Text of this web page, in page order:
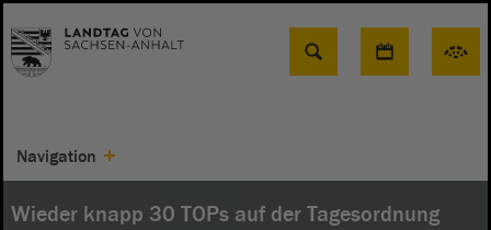
Suche
Navigation
Wieder knapp 30 TOPs auf der Tagesordnung